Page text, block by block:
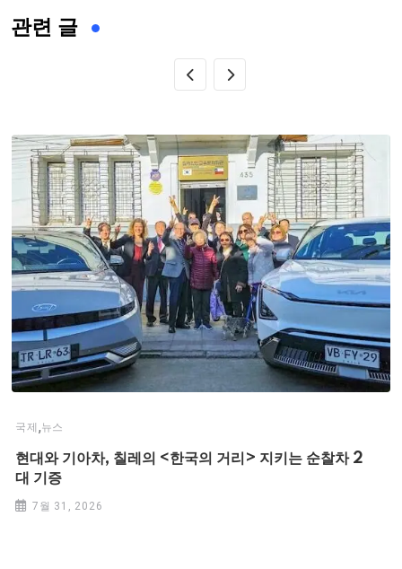
관련 글
국제 ,뉴스
현대와 기아차, 칠레의 <한국의 거리> 지키는 순찰차 2
대 기증
7월 31, 2026